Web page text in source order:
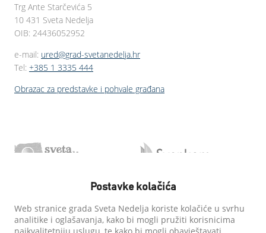
Trg Ante Starčevića 5
10 431 Sveta Nedelja
OIB: 24436052952
e-mail: ured@grad-svetanedelja.hr
Tel: +385 1 3335 444
Obrazac za predstavke i pohvale građana
Postavke kolačića
Web stranice grada Sveta Nedelja koriste kolačiće u svrhu
analitike i oglašavanja, kako bi mogli pružiti korisnicima